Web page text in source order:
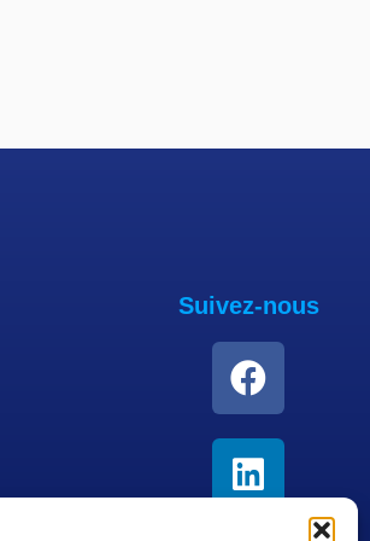
Suivez-nous